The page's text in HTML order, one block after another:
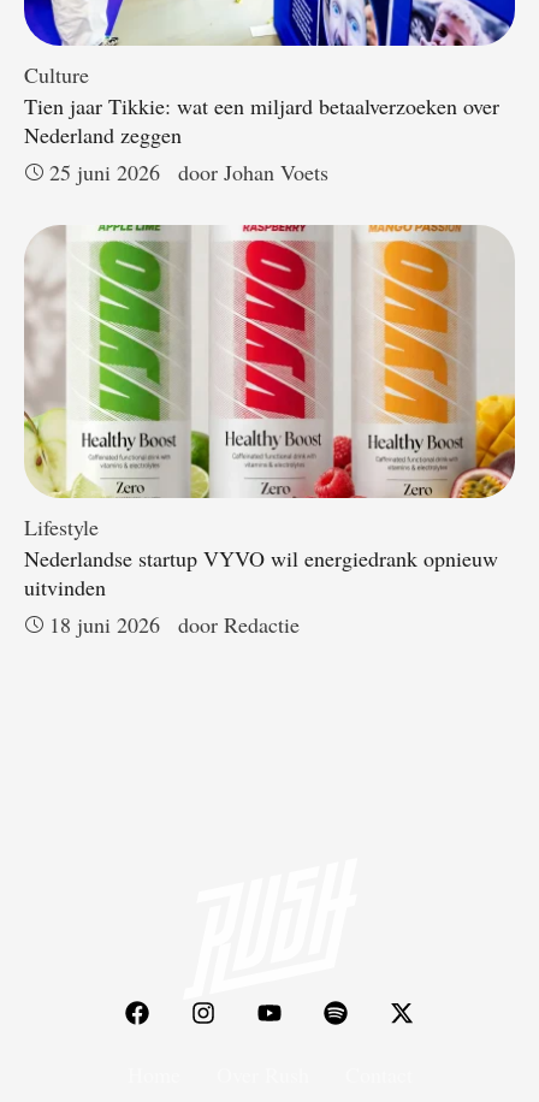
Culture
Tien jaar Tikkie: wat een miljard betaalverzoeken over
Nederland zeggen
25 juni 2026
door Johan Voets
Lifestyle
Nederlandse startup VYVO wil energiedrank opnieuw
uitvinden
18 juni 2026
door Redactie